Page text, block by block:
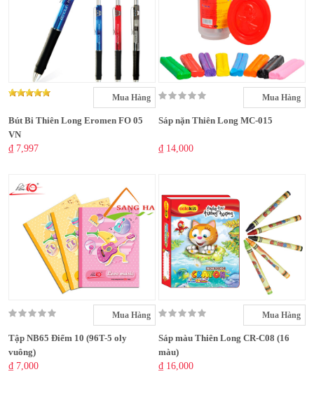
Mua Hàng
Bút Bi Thiên Long Eromen FO 05
VN
₫ 7,997
Mua Hàng
Sáp nặn Thiên Long MC-015
₫ 14,000
Mua Hàng
Tập NB65 Điểm 10 (96T-5 oly
vuông)
₫ 7,000
Mua Hàng
Sáp màu Thiên Long CR-C08 (16
màu)
₫ 16,000